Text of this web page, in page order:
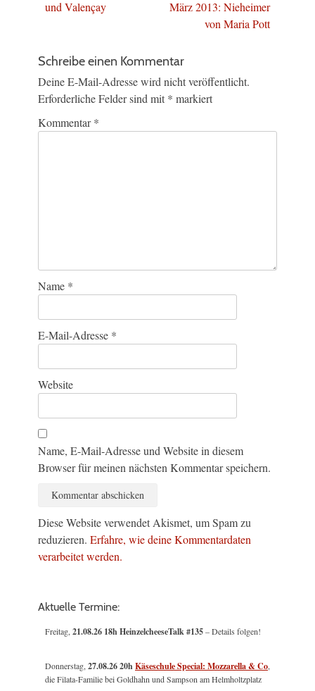
Beitrag:
und Valençay Beitrag:
März 2013: Nieheimer
von Maria Pott
Schreibe einen Kommentar
Deine E-Mail-Adresse wird nicht veröffentlicht.
Erforderliche Felder sind mit * markiert
Kommentar*
Name *
E-Mail-Adresse *
Website
Name, E-Mail-Adresse und Website in diesem
Browser für meinen nächsten Kommentar speichern.
Diese Website verwendet Akismet, um Spam zu
reduzieren. Erfahre, wie deine Kommentardaten
verarbeitet werden.
Aktuelle Termine:
Freitag,21.08.26 18h HeinzelcheeseTalk #135– Details folgen!
Donnerstag,27.08.26 20hKäseschule Special: Mozzarella & Co,
die Filata-Familie bei Goldhahn und Sampson am Helmholtzplatz